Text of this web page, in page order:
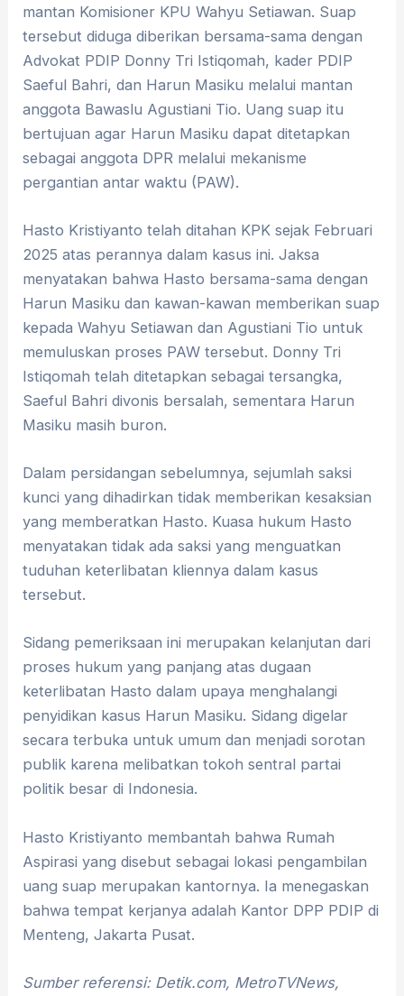
mantan Komisioner KPU Wahyu Setiawan. Suap
tersebut diduga diberikan bersama-sama dengan
Advokat PDIP Donny Tri Istiqomah, kader PDIP
Saeful Bahri, dan Harun Masiku melalui mantan
anggota Bawaslu Agustiani Tio. Uang suap itu
bertujuan agar Harun Masiku dapat ditetapkan
sebagai anggota DPR melalui mekanisme
pergantian antar waktu (PAW).
Hasto Kristiyanto telah ditahan KPK sejak Februari
2025 atas perannya dalam kasus ini. Jaksa
menyatakan bahwa Hasto bersama-sama dengan
Harun Masiku dan kawan-kawan memberikan suap
kepada Wahyu Setiawan dan Agustiani Tio untuk
memuluskan proses PAW tersebut. Donny Tri
Istiqomah telah ditetapkan sebagai tersangka,
Saeful Bahri divonis bersalah, sementara Harun
Masiku masih buron.
Dalam persidangan sebelumnya, sejumlah saksi
kunci yang dihadirkan tidak memberikan kesaksian
yang memberatkan Hasto. Kuasa hukum Hasto
menyatakan tidak ada saksi yang menguatkan
tuduhan keterlibatan kliennya dalam kasus
tersebut.
Sidang pemeriksaan ini merupakan kelanjutan dari
proses hukum yang panjang atas dugaan
keterlibatan Hasto dalam upaya menghalangi
penyidikan kasus Harun Masiku. Sidang digelar
secara terbuka untuk umum dan menjadi sorotan
publik karena melibatkan tokoh sentral partai
politik besar di Indonesia.
Hasto Kristiyanto membantah bahwa Rumah
Aspirasi yang disebut sebagai lokasi pengambilan
uang suap merupakan kantornya. Ia menegaskan
bahwa tempat kerjanya adalah Kantor DPP PDIP di
Menteng, Jakarta Pusat.
Sumber referensi: Detik.com, MetroTVNews,